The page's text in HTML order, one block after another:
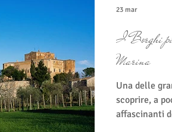
I Borghi
Marina
Una delle
scoprire, a
affascinanti
23 mar